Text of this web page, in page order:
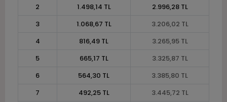
2
1.498,14 TL
2.996,28 TL
3
1.068,67 TL
3.206,02 TL
4
816,49 TL
3.265,95 TL
5
665,17 TL
3.325,87 TL
6
564,30 TL
3.385,80 TL
7
492,25 TL
3.445,72 TL